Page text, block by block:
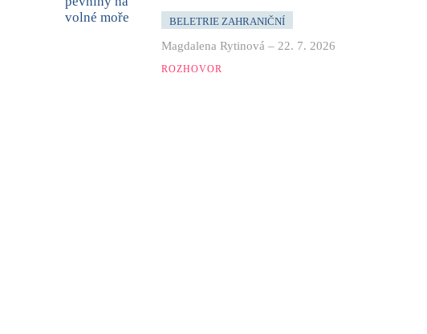
BELETRIE ZAHRANIČNÍ
Magdalena Rytinová – 22. 7. 2026
ROZHOVOR